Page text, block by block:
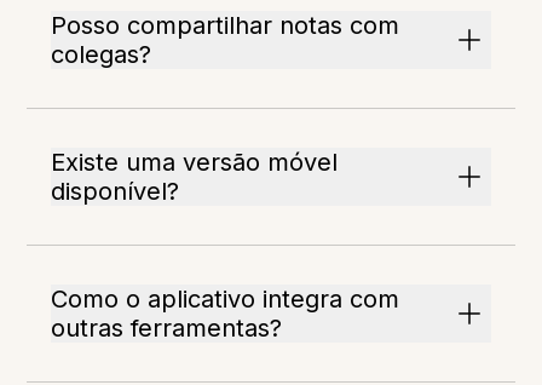
Posso compartilhar notas com
colegas?
Existe uma versão móvel
disponível?
Como o aplicativo integra com
outras ferramentas?